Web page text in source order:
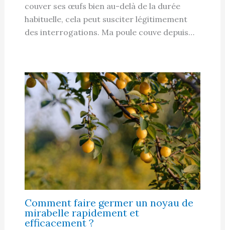
couver ses œufs bien au-delà de la durée
habituelle, cela peut susciter légitimement
des interrogations. Ma poule couve depuis…
Comment faire germer un noyau de
mirabelle rapidement et
efficacement ?